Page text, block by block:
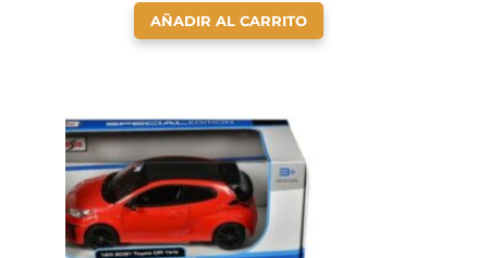
AÑADIR AL CARRITO